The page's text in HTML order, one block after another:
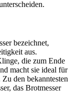
bezeichnet,
aus.
die zum Ende
macht sie ideal für
den bekanntesten
das Brotmesser